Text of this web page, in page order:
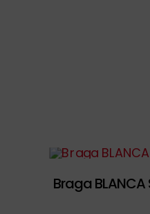
Braga BLANCA